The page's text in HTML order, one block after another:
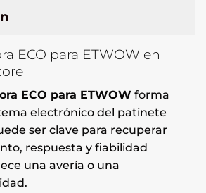
ECO para ETWOW en
ECO para ETWOW forma
electrónico del patinete
ser clave para recuperar
respuesta y fiabilidad
una avería o una